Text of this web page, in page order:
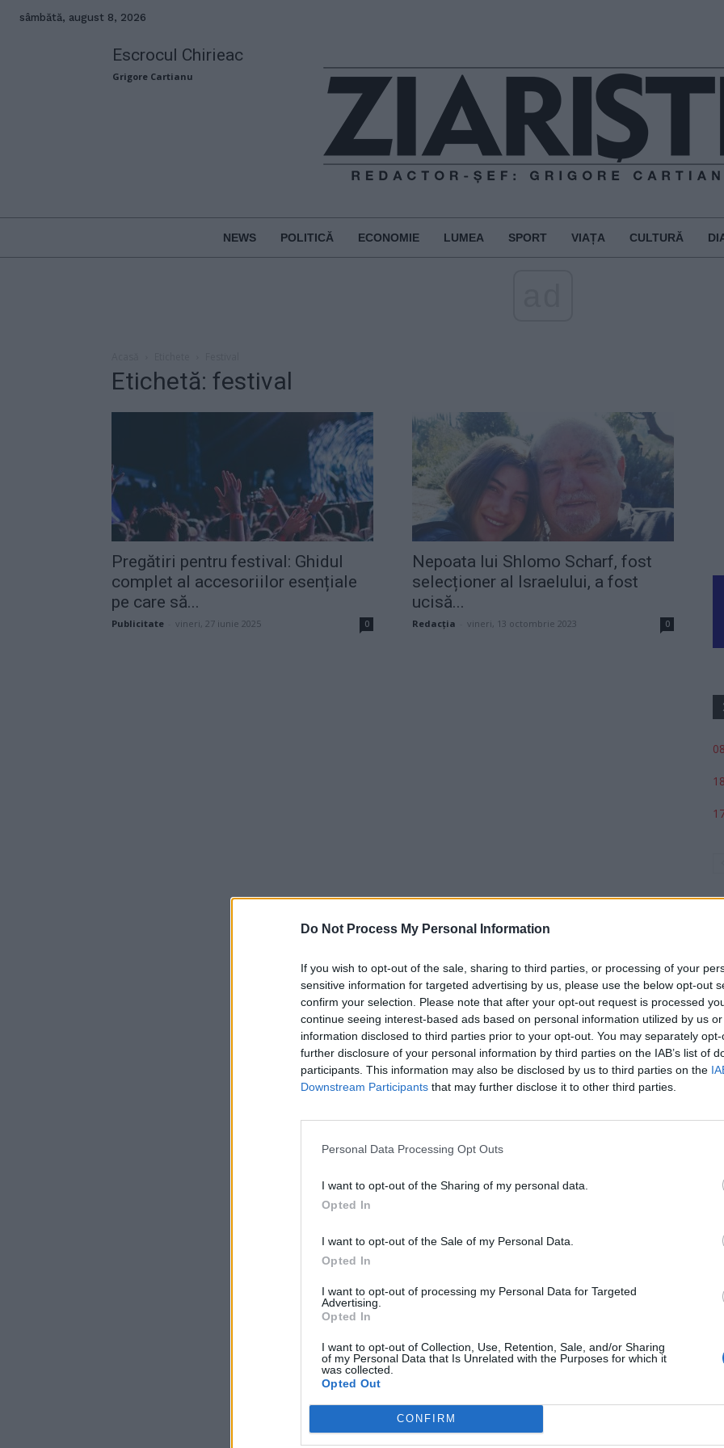
Do Not Process My Personal Information
If you wish to opt-out of the sale, sharing to third parties, or processing of your
sensitive information for targeted advertising by us, please use the below opt-out
confirm your selection. Please note that after your opt-out request is processed
continue seeing interest-based ads based on personal information utilized by us
information disclosed to third parties prior to your opt-out. You may separately
further disclosure of your personal information by third parties on the IAB’s list of
participants. This information may also be disclosed by us to third parties on the
Downstream Participants that may further disclose it to other third parties.
Personal Data Processing Opt Outs
I want to opt-out of the Sharing of my personal data.
Opted In
I want to opt-out of the Sale of my Personal Data.
Opted In
I want to opt-out of processing my Personal Data for Targeted
Advertising.
Opted In
I want to opt-out of Collection, Use, Retention, Sale, and/or Sharing
of my Personal Data that Is Unrelated with the Purposes for which it
was collected.
Opted Out
CONFIRM
sâmbătă, august 8, 2026
Escrocul Chirieac
Grigore Cartianu
NEWS POLITICĂ ECONOMIE LUMEA SPORT VIAȚA CULTURĂ
Etichetă: festival
Pregătiri pentru festival: Ghidul
complet al accesoriilor esențiale
pe care să...
Publicitate vineri, 27 iunie 2025 0
Nepoata lui Shlomo Scharf, fost
selecționer al Israelului, a fost
ucisă...
Redacţia vineri, 13 octombrie 2023 0